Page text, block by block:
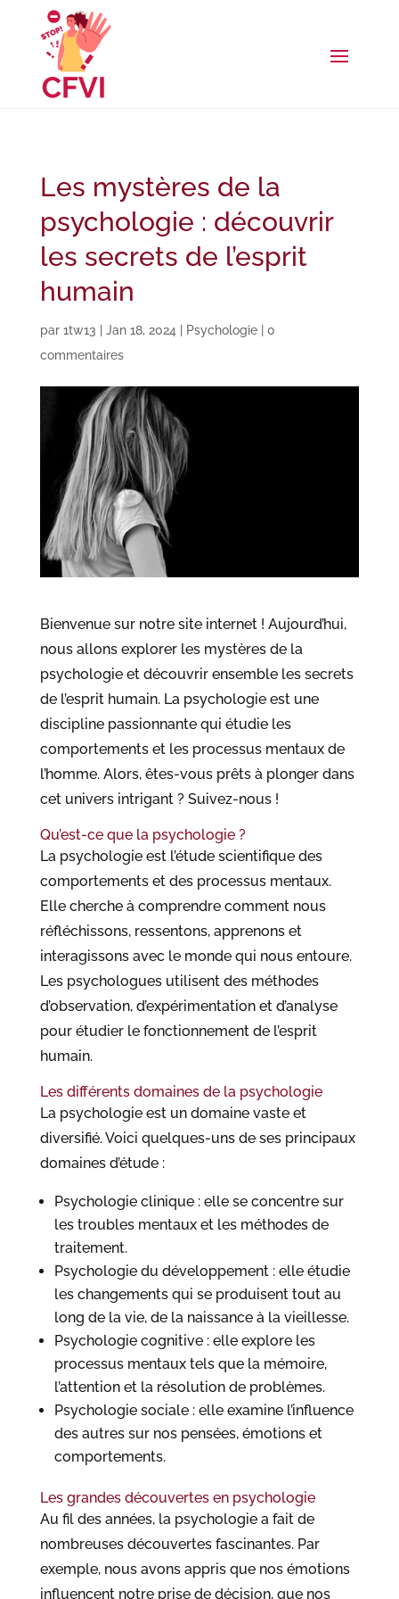
Les mystères de la
psychologie : découvrir
les secrets de l’esprit
humain
par 1tw13 Jan 18, 2024 Psychologie| 0
commentaires
Bienvenue sur notre site internet ! Aujourd’hui,
nous allons explorer les mystères de la
psychologie et découvrir ensemble les secrets
de l’esprit humain. La psychologie est une
discipline passionnante qui étudie les
comportements et les processus mentaux de
l’homme. Alors, êtes-vous prêts à plonger dans
cet univers intrigant ? Suivez-nous !
Qu’est-ce que la psychologie ?
La psychologie est l’étude scientifique des
comportements et des processus mentaux.
Elle cherche à comprendre comment nous
réfléchissons, ressentons, apprenons et
interagissons avec le monde qui nous entoure.
Les psychologues utilisent des méthodes
d’observation, d’expérimentation et d’analyse
pour étudier le fonctionnement de l’esprit
humain.
Les différents domaines de la psychologie
La psychologie est un domaine vaste et
diversifié. Voici quelques-uns de ses principaux
domaines d’étude :
Psychologie clinique : elle se concentre sur
les troubles mentaux et les méthodes de
traitement.
Psychologie du développement : elle étudie
les changements qui se produisent tout au
long de la vie, de la naissance à la vieillesse.
Psychologie cognitive : elle explore les
processus mentaux tels que la mémoire,
l’attention et la résolution de problèmes.
Psychologie sociale : elle examine l’influence
des autres sur nos pensées, émotions et
comportements.
Les grandes découvertes en psychologie
Au fil des années, la psychologie a fait de
nombreuses découvertes fascinantes. Par
exemple, nous avons appris que nos émotions
influencent notre prise de décision, que nos